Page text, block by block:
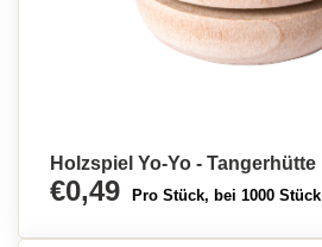
Holzspiel Yo-Yo - Tangerhütte
€0,49 Pro Stück, bei 1000 Stück